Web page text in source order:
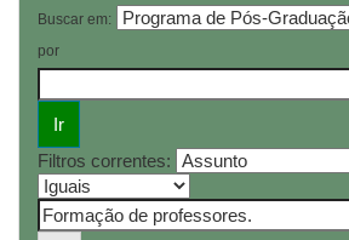
Buscar em:
por
Filtros correntes: